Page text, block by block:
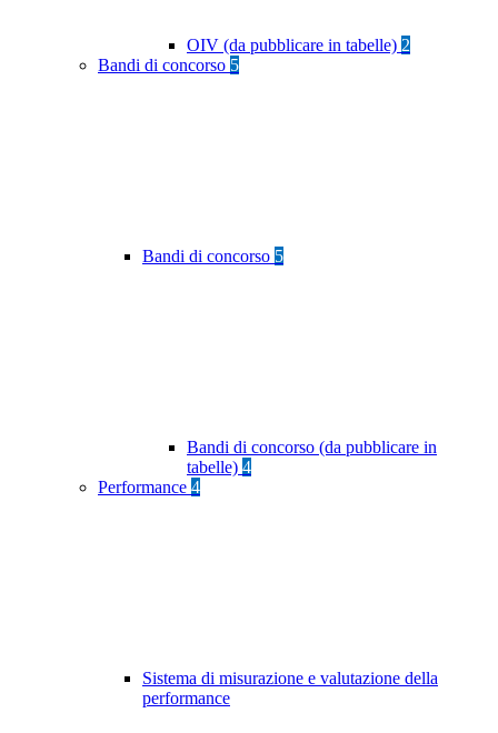
OIV (da pubblicare in tabelle) 2
Bandi di concorso 5
Bandi di concorso 5
Bandi di concorso (da pubblicare in
tabelle) 4
Performance 4
Sistema di misurazione e valutazione della
performance